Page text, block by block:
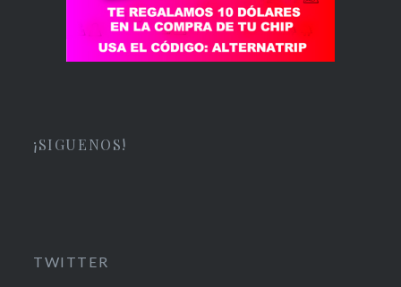
¡SIGUENOS!
TWITTER